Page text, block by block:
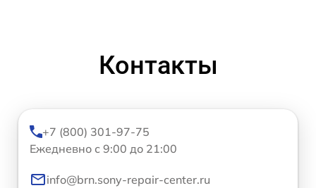
Контакты
+7 (800) 301-97-75
Ежедневно с 9:00 до 21:00
info@brn.sony-repair-center.ru